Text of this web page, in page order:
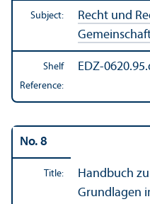
Subject: Recht und
Shelf
Reference:
EDZ-
No. 8
Title:
Handbuch
Grundlagen